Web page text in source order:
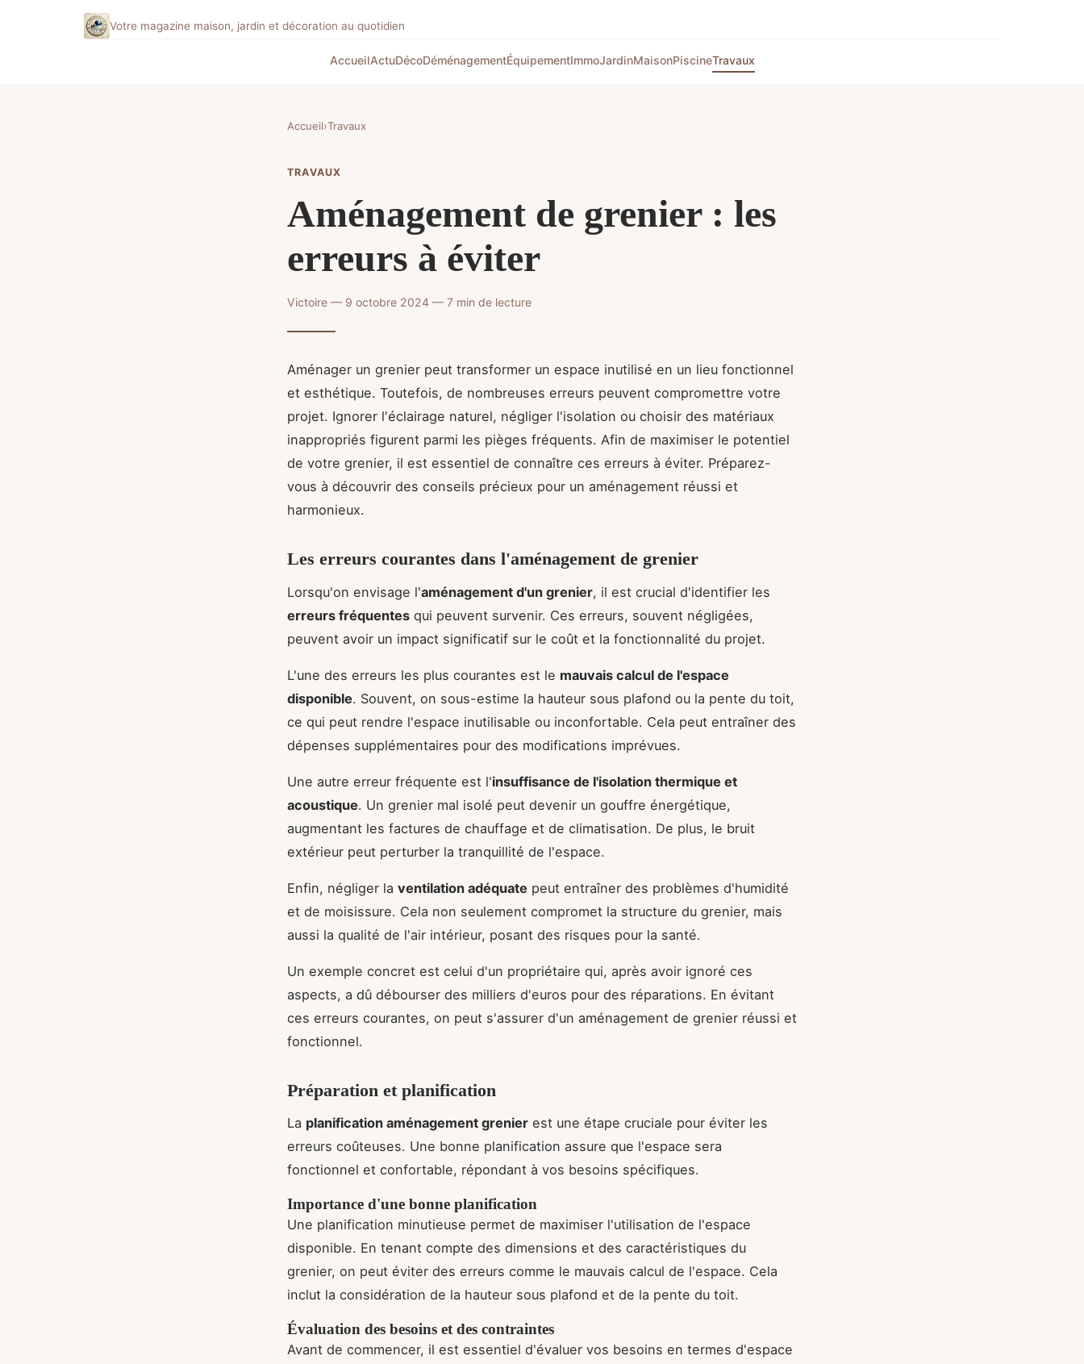
Votre magazine maison, jardin et décoration au quotidien
AccueilActuDécoDéménagementÉquipementImmoJardinMaisonPiscineTravaux
Accueil›Travaux
TRAVAUX
Aménagement de grenier : les
erreurs à éviter
Victoire — 9 octobre 2024 — 7 min de lecture
Aménager un grenier peut transformer un espace inutilisé en un lieu fonctionnel
et esthétique. Toutefois, de nombreuses erreurs peuvent compromettre votre
projet. Ignorer l'éclairage naturel, négliger l'isolation ou choisir des matériaux
inappropriés figurent parmi les pièges fréquents. Afin de maximiser le potentiel
de votre grenier, il est essentiel de connaître ces erreurs à éviter. Préparez-
vous à découvrir des conseils précieux pour un aménagement réussi et
harmonieux.
Les erreurs courantes dans l'aménagement de grenier
Lorsqu'on envisage l'aménagement d'un grenier, il est crucial d'identifier les
erreurs fréquentes qui peuvent survenir. Ces erreurs, souvent négligées,
peuvent avoir un impact significatif sur le coût et la fonctionnalité du projet.
L'une des erreurs les plus courantes est le mauvais calcul de l'espace
disponible. Souvent, on sous-estime la hauteur sous plafond ou la pente du toit,
ce qui peut rendre l'espace inutilisable ou inconfortable. Cela peut entraîner des
dépenses supplémentaires pour des modifications imprévues.
Une autre erreur fréquente est l'insuffisance de l'isolation thermique et
acoustique. Un grenier mal isolé peut devenir un gouffre énergétique,
augmentant les factures de chauffage et de climatisation. De plus, le bruit
extérieur peut perturber la tranquillité de l'espace.
Enfin, négliger la ventilation adéquate peut entraîner des problèmes d'humidité
et de moisissure. Cela non seulement compromet la structure du grenier, mais
aussi la qualité de l'air intérieur, posant des risques pour la santé.
Un exemple concret est celui d'un propriétaire qui, après avoir ignoré ces
aspects, a dû débourser des milliers d'euros pour des réparations. En évitant
ces erreurs courantes, on peut s'assurer d'un aménagement de grenier réussi et
fonctionnel.
Préparation et planification
La planification aménagement grenier est une étape cruciale pour éviter les
erreurs coûteuses. Une bonne planification assure que l'espace sera
fonctionnel et confortable, répondant à vos besoins spécifiques.
Importance d'une bonne planification
Une planification minutieuse permet de maximiser l'utilisation de l'espace
disponible. En tenant compte des dimensions et des caractéristiques du
grenier, on peut éviter des erreurs comme le mauvais calcul de l'espace. Cela
inclut la considération de la hauteur sous plafond et de la pente du toit.
Évaluation des besoins et des contraintes
Avant de commencer, il est essentiel d'évaluer vos besoins en termes d'espace